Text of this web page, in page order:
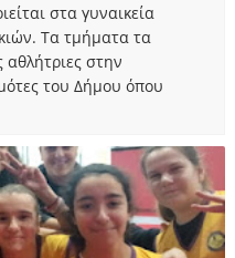
στα γυναικεία
Τα τμήματα τα
αθλήτριες στην
του Δήμου όπου